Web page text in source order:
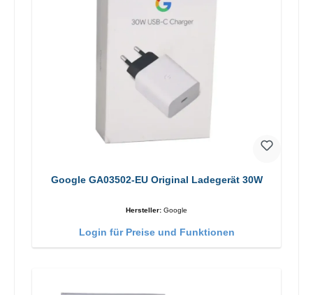
Google GA03502-EU Original Ladegerät 30W
Hersteller: Google
Login für Preise und Funktionen